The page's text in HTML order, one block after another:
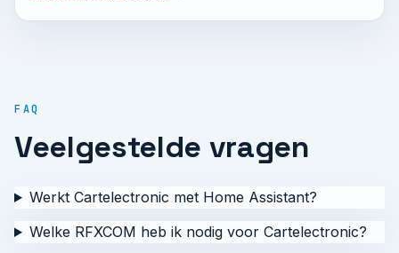
FAQ
Veelgestelde vragen
Werkt Cartelectronic met Home Assistant?
Welke RFXCOM heb ik nodig voor Cartelectronic?